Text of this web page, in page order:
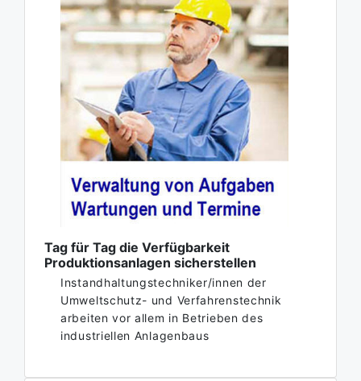
Tag für Tag die Verfügbarkeit
Produktionsanlagen sicherstellen
Instandhaltungstechniker/innen der
Umweltschutz- und Verfahrenstechnik
arbeiten vor allem in Betrieben des
industriellen Anlagenbaus